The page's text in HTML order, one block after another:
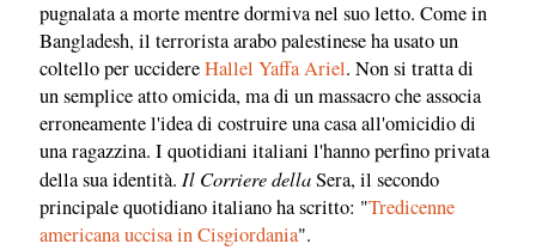
pugnalata a morte mentre dormiva nel suo letto. Come in
Bangladesh, il terrorista arabo palestinese ha usato un
coltello per uccidereHallel Yaffa Ariel. Non si tratta di
un semplice atto omicida, ma di un massacro che associa
erroneamente l'idea di costruire una casa all'omicidio di
una ragazzina. I quotidiani italiani l'hanno perfino privata
della sua identità. Il Corriere dellaSera, il secondo
principale quotidiano italiano ha scritto: "Tredicenne
americana uccisa in Cisgiordania".